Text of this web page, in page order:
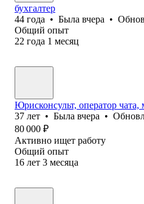
бухгалтер
44 года • Была вчера •
Общий опыт
22 года 1 месяц
Юрисконсульт, оператор чата,
37 лет • Была вчера •
80 000 ₽
Активно ищет работу
Общий опыт
16 лет 3 месяца